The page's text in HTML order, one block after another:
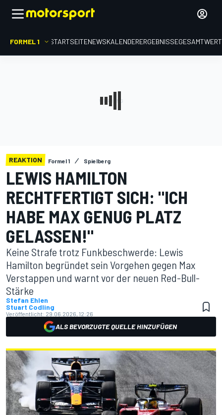
FORMEL 1 STARTSEITENEWSKALENDERERGEBNISSE
REAKTION Formel 1 Spielberg
LEWIS HAMILTON
RECHTFERTIGT SICH: "ICH
HABE MAX GENUG PLATZ
GELASSEN!"
Keine Strafe trotz Funkbeschwerde: Lewis
Hamilton begründet sein Vorgehen gegen Max
Verstappen und warnt vor der neuen Red-Bull-
Stärke
Stefan Ehlen
Stuart Codling
Veröffentlicht: 29.06.2026, 12:26
ALS BEVORZUGTE QUELLE HINZUFÜGEN